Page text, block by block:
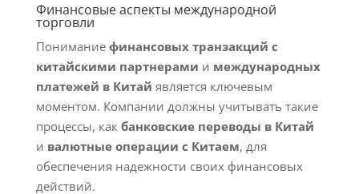
Финансовые аспекты международной
торговли
Понимание финансовых транзакций с
китайскими партнерами и международных
платежей в Китай является ключевым
моментом. Компании должны учитывать такие
процессы, как банковские переводы в Китай
и валютные операции с Китаем, для
обеспечения надежности своих финансовых
действий.